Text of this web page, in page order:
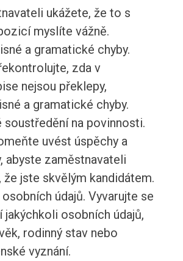
ukážete, že to s
myslíte vážně.
a gramatické chyby.
zda v
nejsou překlepy,
a gramatické chyby.
soustředění na povinnosti.
uvést úspěchy a
abyste zaměstnavateli
že jste skvělým kandidátem.
údajů. Vyvarujte se
jakýchkoli osobních údajů,
rodinný stav nebo
vyznání.